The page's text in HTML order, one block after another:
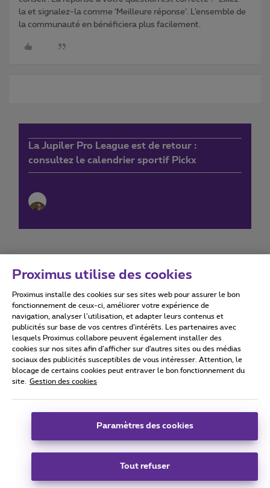
la et signalez-la comme ‘Meilleure réponse’. L’ensemble de
la communauté en bénéficiera plus facilement.
La Jupiler Pro League est de retour :
consultez le calendrier sportif Pickx
Conditions d'utilisation Accessibility statement
Tous droits réservés. © 2026
Conditions générales, info consommateur
Coordonnées de l’entreprise
Boulevard du Roi Albert II 27 - B-1030 Bruxelles.
Proximus utilise des cookies
Proximus installe des cookies sur ses sites web pour assurer le bon
fonctionnement de ceux-ci, améliorer votre expérience de
navigation, analyser l’utilisation, et adapter leurs contenus et
publicités sur base de vos centres d’intérêts. Les partenaires avec
lesquels Proximus collabore peuvent également installer des
cookies sur nos sites afin d’afficher sur d'autres sites ou des médias
sociaux des publicités susceptibles de vous intéresser. Attention, le
blocage de certains cookies peut entraver le bon fonctionnement du
site.
Gestion des cookies
Paramètres des cookies
Tout refuser